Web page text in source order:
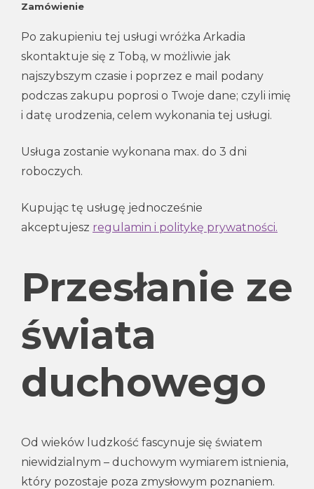
Zamówienie
Po zakupieniu tej usługi wróżka Arkadia
skontaktuje się z Tobą, w możliwie jak
najszybszym czasie i poprzez e mail podany
podczas zakupu poprosi o Twoje dane; czyli imię
i datę urodzenia, celem wykonania tej usługi.
Usługa zostanie wykonana max. do 3 dni
roboczych.
Kupując tę usługę jednocześnie
akceptujesz regulamin i politykę prywatności.
Przesłanie ze
świata
duchowego
Od wieków ludzkość fascynuje się światem
niewidzialnym – duchowym wymiarem istnienia,
który pozostaje poza zmysłowym poznaniem.